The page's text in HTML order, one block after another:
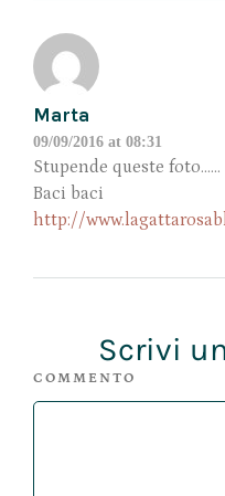
Marta
09/09/2016 at 08:31
Stupende queste foto……
Baci baci
http://
Scrivi
COMMENTO